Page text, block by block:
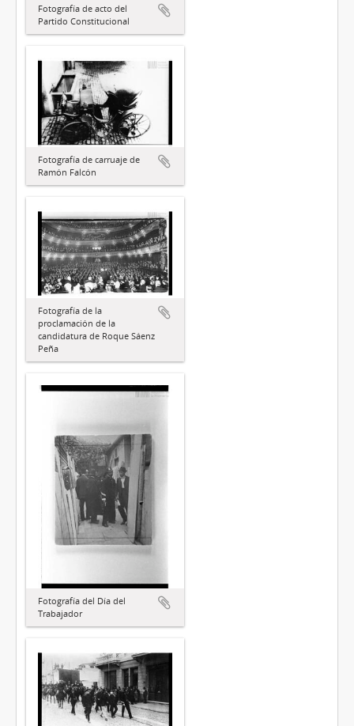
Fotografía de acto del
Partido Constitucional
Fotografía de carruaje de
Ramón Falcón
Fotografía de la
proclamación de la
candidatura de Roque Sáenz
Peña
Fotografía del Día del
Trabajador